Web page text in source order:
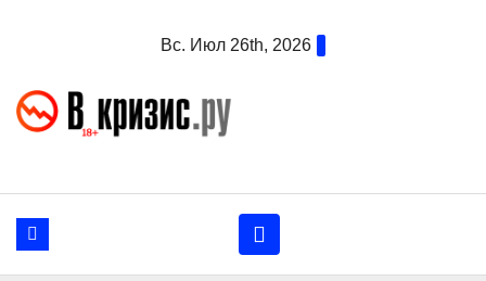
Вс. Июл 26th, 2026